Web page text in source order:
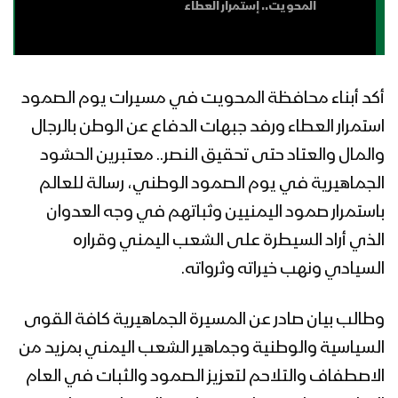
زامل صوارم وكيل الموت – عيسى الليث
زامل بشائر النصر اليماني – عيسى الليث
زامل سيل العرم – عيسى الليث
أكد أبناء محافظة المحويت في مسيرات يوم الصمود
استمرار العطاء ورفد جبهات الدفاع عن الوطن بالرجال
والمال والعتاد حتى تحقيق النصر.. معتبرين الحشود
الجماهيرية في يوم الصمود الوطني، رسالة للعالم
باستمرار صمود اليمنيين وثباتهم في وجه العدوان
الذي أراد السيطرة على الشعب اليمني وقراره
وطالب بيان صادر عن المسيرة الجماهيرية كافة القوى
السياسية والوطنية وجماهير الشعب اليمني بمزيد من